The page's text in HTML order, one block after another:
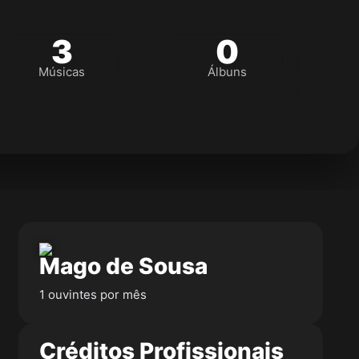
3
Músicas
0
Álbuns
Mago de Sousa
1 ouvintes por mês
Créditos Profissionais